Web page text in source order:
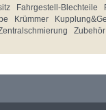
Fahrgestell-Blechteile
Krümmer
Zubehör